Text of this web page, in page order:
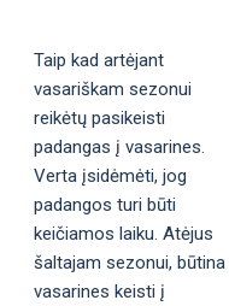
Taip kad artėjant
vasariškam sezonui
reikėtų pasikeisti
padangas į vasarines.
Verta įsidėmėti, jog
padangos turi būti
keičiamos laiku. Atėjus
šaltajam sezonui, būtina
vasarines keisti į